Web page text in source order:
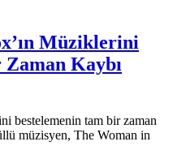
Müziklerini
Kaybı
bestelemenin tam bir zaman
müzisyen, The Woman in